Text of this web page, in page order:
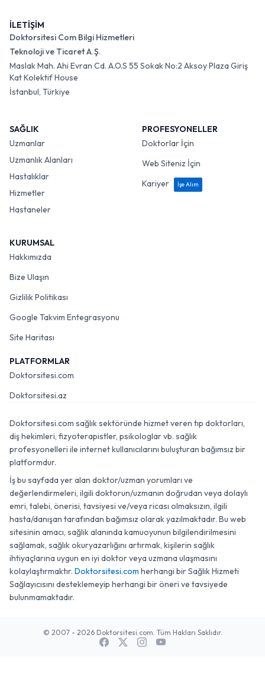
İLETİŞİM
Doktorsitesi Com Bilgi Hizmetleri
Teknoloji ve Ticaret A.Ş.
Maslak Mah. Ahi Evran Cd. A.O.S 55 Sokak No:2 Aksoy Plaza Giriş
Kat Kolektif House
İstanbul, Türkiye
SAĞLIK
Uzmanlar
Uzmanlık Alanları
Hastalıklar
Hizmetler
Hastaneler
PROFESYONELLER
Doktorlar İçin
Web Siteniz İçin
Kariyer
İşe Alım
KURUMSAL
Hakkımızda
Bize Ulaşın
Gizlilik Politikası
Google Takvim Entegrasyonu
Site Haritası
PLATFORMLAR
Doktorsitesi.com
Doktorsitesi.az
Doktorsitesi.com sağlık sektöründe hizmet veren tıp doktorları,
diş hekimleri, fizyoterapistler, psikologlar vb. sağlık
profesyonelleri ile internet kullanıcılarını buluşturan bağımsız bir
platformdur.
İş bu sayfada yer alan doktor/uzman yorumları ve
değerlendirmeleri, ilgili doktorun/uzmanın doğrudan veya dolaylı
emri, talebi, önerisi, tavsiyesi ve/veya ricası olmaksızın, ilgili
hasta/danışan tarafından bağımsız olarak yazılmaktadır. Bu web
sitesinin amacı, sağlık alanında kamuoyunun bilgilendirilmesini
sağlamak, sağlık okuryazarlığını artırmak, kişilerin sağlık
ihtiyaçlarına uygun en iyi doktor veya uzmana ulaşmasını
kolaylaştırmaktır. Doktorsitesi.com herhangi bir Sağlık Hizmeti
Sağlayıcısını desteklemeyip herhangi bir öneri ve tavsiyede
bulunmamaktadır.
© 2007 - 2026 Doktorsitesi.com. Tüm Hakları Saklıdır.